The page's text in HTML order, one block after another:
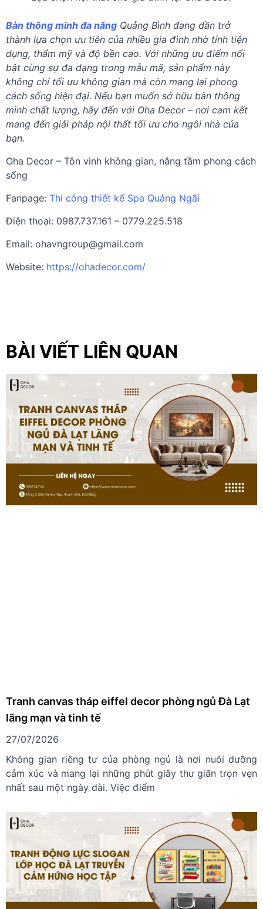
Bàn thông minh đa năng Quảng Bình đang dần trở
thành lựa chọn ưu tiên của nhiều gia đình nhờ tính tiện
dụng, thẩm mỹ và độ bền cao. Với những ưu điểm nổi
bật cùng sự đa dạng trong mẫu mã, sản phẩm này
không chỉ tối ưu không gian mà còn mang lại phong
cách sống hiện đại. Nếu bạn muốn sở hữu bàn thông
minh chất lượng, hãy đến với Oha Decor – nơi cam kết
mang đến giải pháp nội thất tối ưu cho ngôi nhà của
bạn.
Oha Decor – Tôn vinh không gian, nâng tầm phong cách
sống
Fanpage: Thi công thiết kế Spa Quảng Ngãi
Điện thoại: 0987.737.161 – 0779.225.518
Email: ohavngroup@gmail.com
Website: https://ohadecor.com/
BÀI VIẾT LIÊN QUAN
Tranh canvas tháp eiffel decor phòng ngủ Đà Lạt
lãng mạn và tinh tế
27/07/2026
Không gian riêng tư của phòng ngủ là nơi nuôi dưỡng
cảm xúc và mang lại những phút giây thư giãn trọn vẹn
nhất sau một ngày dài. Việc điểm